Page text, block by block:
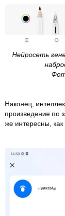
Нейросеть
Наконец,
произведение по
же интересны, как